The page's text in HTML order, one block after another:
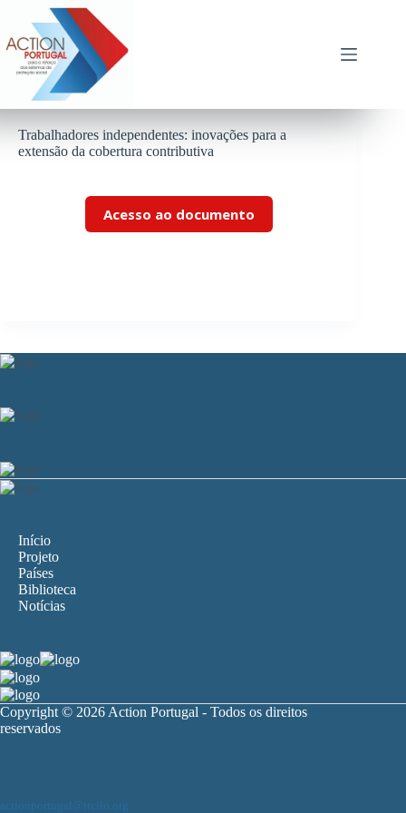
conteúdo
Trabalhadores independentes: inovações para a
extensão da cobertura contributiva
Acesso ao documento
Início
Projeto
Países
Biblioteca
Notícias
Copyright © 2026 Action Portugal - Todos os direitos
reservados
actionportugal@itcilo.org